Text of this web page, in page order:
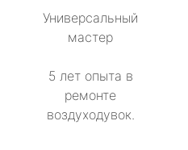
Универсальный
мастер
5 лет опыта в
ремонте
воздуходувок.